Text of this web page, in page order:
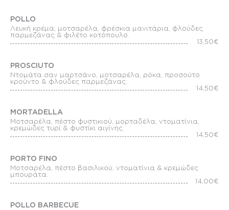
POLLO
Λευκή κρέμα, μοτσαρέλα, φρέσκια μανιτάρια, φλούδες
παρμεζάνας & φιλέτο κοτόπουλο.
13,50€
PROSCIUTO
Ντομάτα σαν μαρτσάνο, μοτσαρέλα, ρόκα, προσούτο
κρούντο & φλούδες παρμεζάνας.
14,50€
MORTADELLA
Μοτσαρέλα, πέστο φυστικιού, μορταδέλα, ντοματίνια,
κρεμώδες τυρί & φυστίκι αιγίνης.
14,50€
PORTO FINO
Μοτσαρέλα, πέστο βασιλικού, ντοματίνια & κρεμώδες
μπουράτα.
14,00€
POLLO BARBECUE